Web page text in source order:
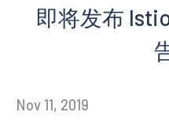
即将发布
Nov 11, 2019